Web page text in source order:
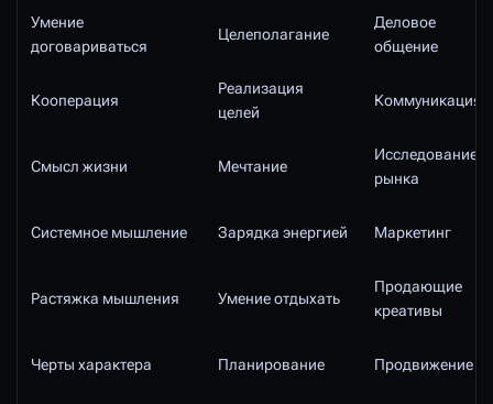
Умение
договариваться
Целеполагание
Деловое
общение
Кооперация
Реализация
целей
Коммуникация
Смысл жизни Мечтание
Исследование
рынка
Системное мышление Зарядка энергией Маркетинг
Растяжка мышления Умение отдыхать
Продающие
креативы
Черты характера Планирование Продвижение